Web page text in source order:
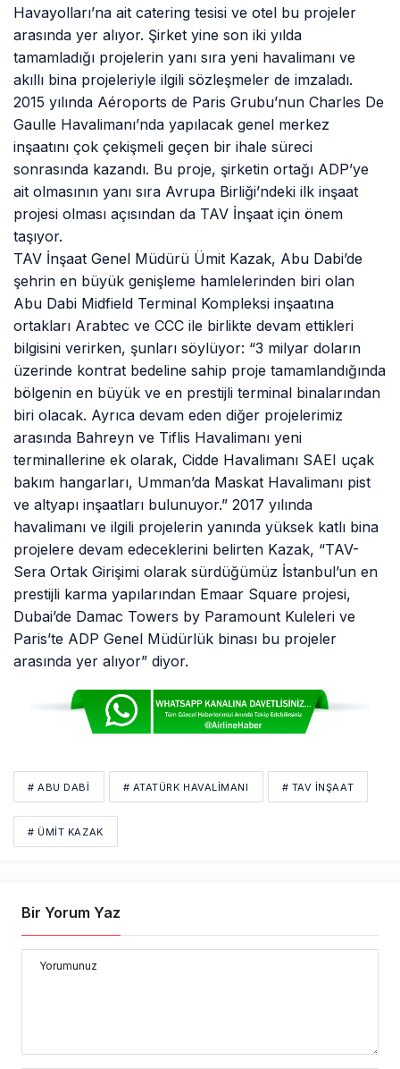
Havayolları’na ait catering tesisi ve otel bu projeler
arasında yer alıyor. Şirket yine son iki yılda
tamamladığı projelerin yanı sıra yeni havalimanı ve
akıllı bina projeleriyle ilgili sözleşmeler de imzaladı.
2015 yılında Aéroports de Paris Grubu’nun Charles De
Gaulle Havalimanı’nda yapılacak genel merkez
inşaatını çok çekişmeli geçen bir ihale süreci
sonrasında kazandı. Bu proje, şirketin ortağı ADP’ye
ait olmasının yanı sıra Avrupa Birliği’ndeki ilk inşaat
projesi olması açısından da TAV İnşaat için önem
taşıyor.
TAV İnşaat Genel Müdürü Ümit Kazak, Abu Dabi’de
şehrin en büyük genişleme hamlelerinden biri olan
Abu Dabi Midfield Terminal Kompleksi inşaatına
ortakları Arabtec ve CCC ile birlikte devam ettikleri
bilgisini verirken, şunları söylüyor: “3 milyar doların
üzerinde kontrat bedeline sahip proje tamamlandığında
bölgenin en büyük ve en prestijli terminal binalarından
biri olacak. Ayrıca devam eden diğer projelerimiz
arasında Bahreyn ve Tiflis Havalimanı yeni
terminallerine ek olarak, Cidde Havalimanı SAEI uçak
bakım hangarları, Umman’da Maskat Havalimanı pist
ve altyapı inşaatları bulunuyor.” 2017 yılında
havalimanı ve ilgili projelerin yanında yüksek katlı bina
projelere devam edeceklerini belirten Kazak, “TAV-
Sera Ortak Girişimi olarak sürdüğümüz İstanbul’un en
prestijli karma yapılarından Emaar Square projesi,
Dubai’de Damac Towers by Paramount Kuleleri ve
Paris’te ADP Genel Müdürlük binası bu projeler
arasında yer alıyor” diyor.
# ABU DABI # ATATÜRK HAVALİMANI # TAV İNŞAAT
# ÜMIT KAZAK
Bir Yorum Yaz
Yorumunuz